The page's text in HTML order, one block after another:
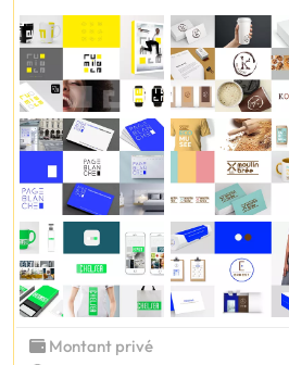
Montant privé